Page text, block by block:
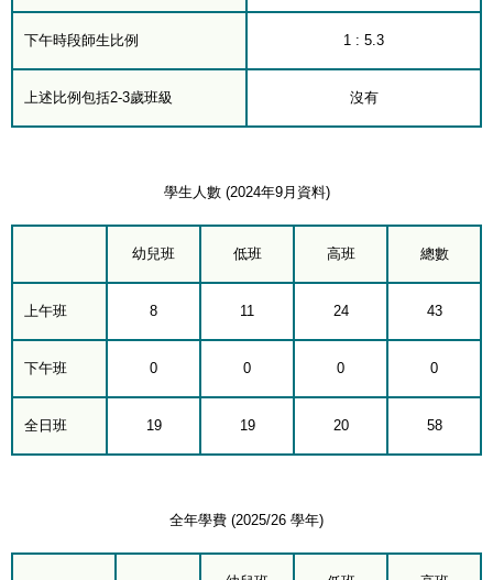
下午時段師生比例 1 : 5.3
上述比例包括2-3歲班級 沒有
學生人數 (2024年9月資料)
幼兒班 低班 高班 總數
上午班 8 11 24 43
下午班 0 0 0 0
全日班 19 19 20 58
全年學費 (2025/26 學年)